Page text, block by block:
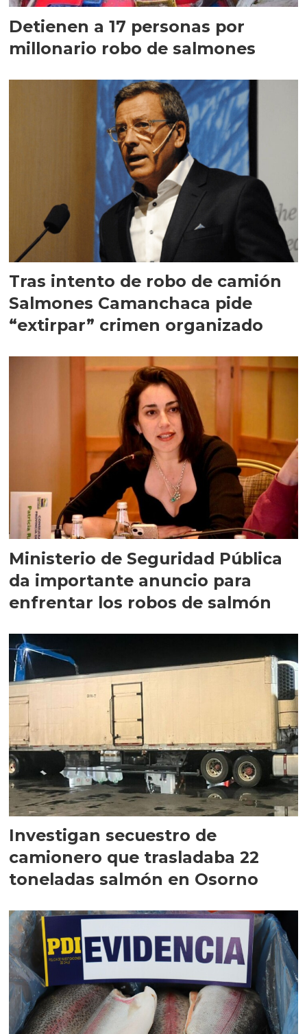
Detienen a 17 personas por
millonario robo de salmones
Tras intento de robo de camión
Salmones Camanchaca pide
“extirpar” crimen organizado
Ministerio de Seguridad Pública
da importante anuncio para
enfrentar los robos de salmón
Investigan secuestro de
camionero que trasladaba 22
toneladas salmón en Osorno